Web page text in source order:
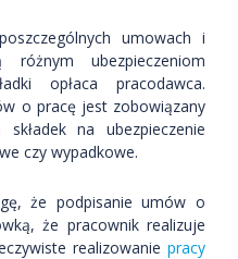
umowach i
różnym ubezpieczeniom
opłaca pracodawca.
o pracę jest zobowiązany
na ubezpieczenie
czy wypadkowe.
że podpisanie umów o
że pracownik realizuje
realizowanie pracy